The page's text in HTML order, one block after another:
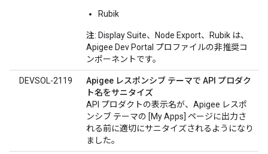
Rubik
注: Display Suite、Node Export、Rubik は、
Apigee Dev Portal プロファイルの非推奨コ
ンポーネントです。
DEVSOL-2119
Apigee レスポンシブ テーマで API プロダク
ト名をサニタイズ
API プロダクトの表示名が、Apigee レスポ
ンシブ テーマの [My Apps] ページに出力さ
れる前に適切にサニタイズされるようになり
ました。